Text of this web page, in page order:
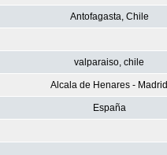
Antofagasta, Chile
valparaiso, chile
Alcala de Henares - Madrid
España